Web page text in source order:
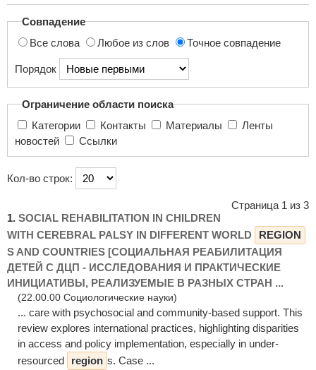
Совпадение
Все слова
Любое из слов Точное совпадение
Порядок
Ограничение области поиска
Категории
Контакты Материалы
новостей
Ссылки
Кол-во строк:
Страница 1 из 3
1. SOCIAL REHABILITATION IN CHILDREN
WITH CEREBRAL PALSY IN DIFFERENT WORLD
REGION
S AND COUNTRIES [СОЦИАЛЬНАЯ РЕАБИЛИТАЦИЯ
ДЕТЕЙ С ДЦП - ИССЛЕДОВАНИЯ И ПРАКТИЧЕСКИЕ
ИНИЦИАТИВЫ, РЕАЛИЗУЕМЫЕ В РАЗНЫХ СТРАН ...
(22.00.00 Социологические науки)
... care with psychosocial and community-based support. This
review explores international practices, highlighting disparities
in access and policy implementation, especially in under-
resourced
region s. Case ...